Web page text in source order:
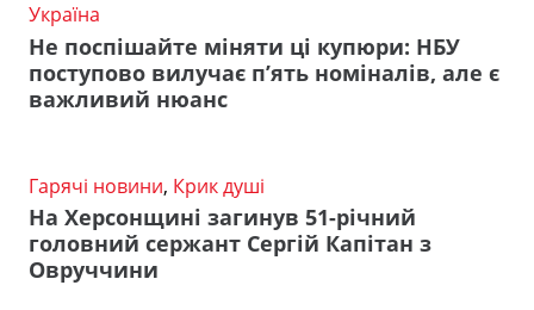
Україна
Не поспішайте міняти ці купюри: НБУ
поступово вилучає п’ять номіналів, але є
важливий нюанс
Гарячі новини, Крик душі
На Херсонщині загинув 51-річний
головний сержант Сергій Капітан з
Овруччини